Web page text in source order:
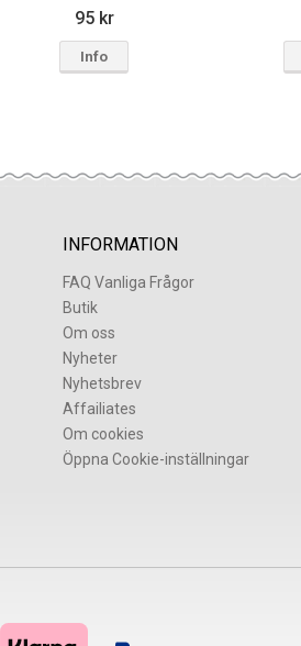
95 kr
Info
INFORMATION
FAQ Vanliga Frågor
Butik
Om oss
Nyheter
Nyhetsbrev
Affailiates
Om cookies
Öppna Cookie-inställningar